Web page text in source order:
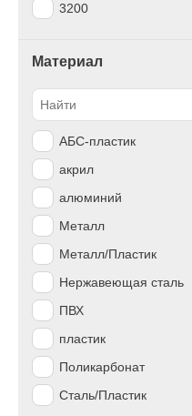
3200
Материал
АБС-пластик
акрил
алюминий
Металл
Металл/Пластик
Нержавеющая сталь
ПВХ
пластик
Поликарбонат
Сталь/Пластик